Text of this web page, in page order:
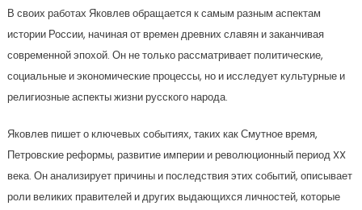
В своих работах Яковлев обращается к самым разным аспектам
истории России, начиная от времен древних славян и заканчивая
современной эпохой. Он не только рассматривает политические,
социальные и экономические процессы, но и исследует культурные и
религиозные аспекты жизни русского народа.
Яковлев пишет о ключевых событиях, таких как Смутное время,
Петровские реформы, развитие империи и революционный период XX
века. Он анализирует причины и последствия этих событий, описывает
роли великих правителей и других выдающихся личностей, которые